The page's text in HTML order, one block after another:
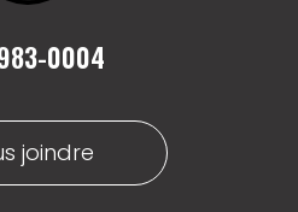
0004
joindre